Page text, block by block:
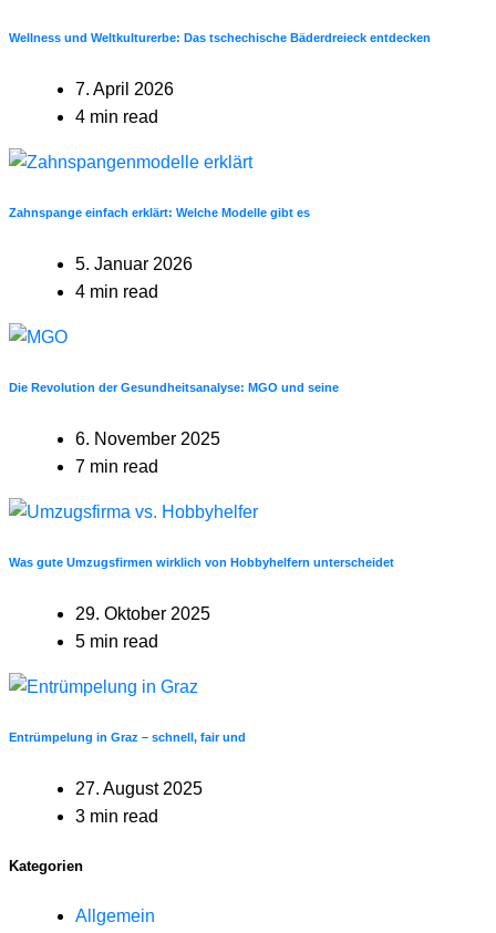
Wellness und Weltkulturerbe: Das tschechische Bäderdreieck entdecken
7. April 2026
4 min read
Zahnspange einfach erklärt: Welche Modelle gibt es
5. Januar 2026
4 min read
Die Revolution der Gesundheitsanalyse: MGO und seine
6. November 2025
7 min read
Was gute Umzugsfirmen wirklich von Hobbyhelfern unterscheidet
29. Oktober 2025
5 min read
Entrümpelung in Graz – schnell, fair und
27. August 2025
3 min read
Kategorien
Allgemein